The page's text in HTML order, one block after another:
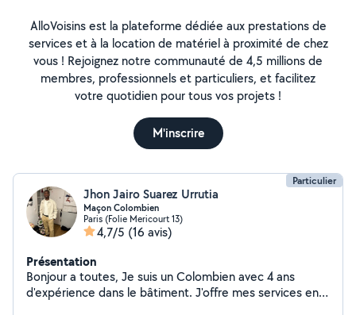
AlloVoisins est la plateforme dédiée aux prestations de
services et à la location de matériel à proximité de chez
vous ! Rejoignez notre communauté de 4,5 millions de
membres, professionnels et particuliers, et facilitez
votre quotidien pour tous vos projets !
M'inscrire
Particulier
Jhon Jairo Suarez Urrutia
Maçon Colombien
Paris (Folie Mericourt 13)
4,7/5 (16 avis)
Présentation
Bonjour a toutes, Je suis un Colombien avec 4 ans
d'expérience dans le bâtiment. J'offre mes services en